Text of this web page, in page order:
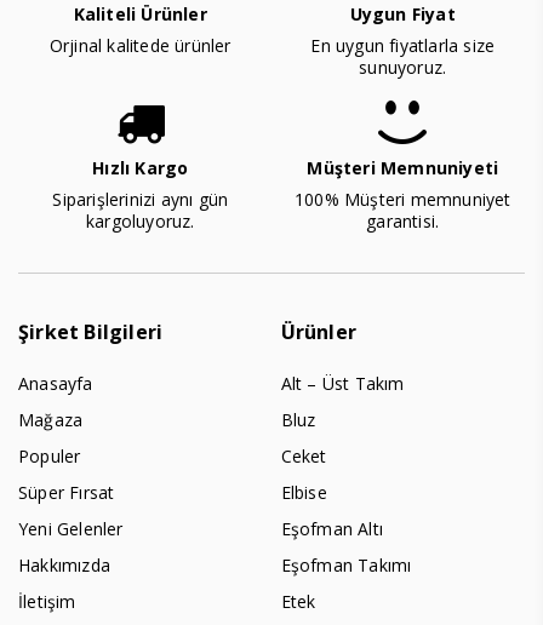
Kaliteli Ürünler
Orjinal kalitede ürünler
Uygun Fiyat
En uygun fiyatlarla size
sunuyoruz.
Hızlı Kargo
Siparişlerinizi aynı gün
kargoluyoruz.
Müşteri Memnuniyeti
100% Müşteri memnuniyet
garantisi.
Şirket Bilgileri
Anasayfa
Mağaza
Populer
Süper Fırsat
Yeni Gelenler
Hakkımızda
İletişim
Ürünler
Alt – Üst Takım
Bluz
Ceket
Elbise
Eşofman Altı
Eşofman Takımı
Etek